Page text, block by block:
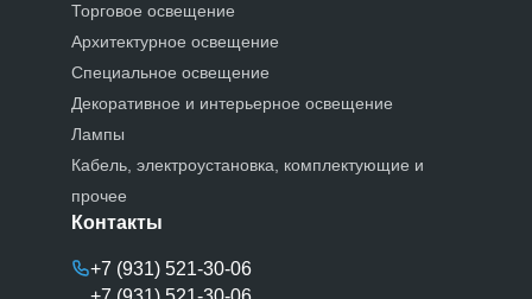
Торговое освещение
Архитектурное освещение
Специальное освещение
Декоративное и интерьерное освещение
Лампы
Кабель, электроустановка, комплектующие и
прочее
Контакты
+7 (931) 521-30-06